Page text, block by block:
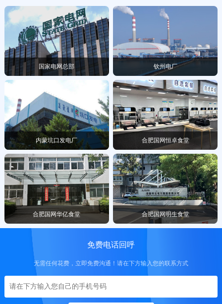
国家电网总部 钦州电厂
内蒙坑口发电厂 合肥国网恒卓食堂
合肥国网华亿食堂 合肥国网明生食堂
免费电话回呼
无需任何花费，立即免费沟通！请在下方输入您的联系方式